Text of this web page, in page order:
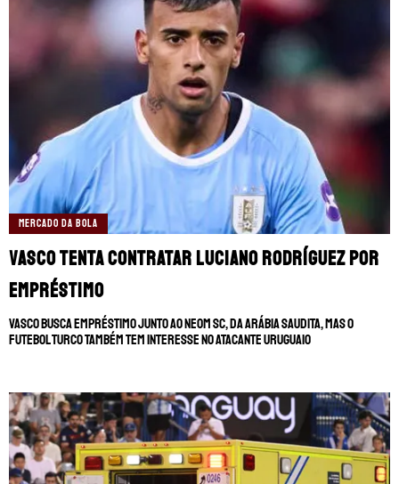
MERCADO DA BOLA
Vasco tenta contratar Luciano Rodríguez por
empréstimo
Vasco busca empréstimo junto ao Neom SC, da Arábia Saudita, mas o
futebol turco também tem interesse no atacante uruguaio